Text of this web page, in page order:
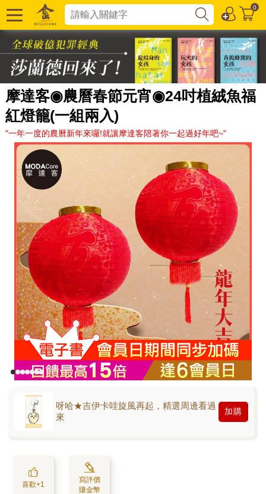
0
摩達客◉農曆春節元宵◉24吋植絨魚福
紅燈籠(一組兩入)
"一年一度的農曆新年來囉!就讓摩達客陪著你一起過好年吧~"
呀哈★吉伊卡哇旋風再起，精選周邊看過
來
加購
喜歡+1
寫評價
賺金幣